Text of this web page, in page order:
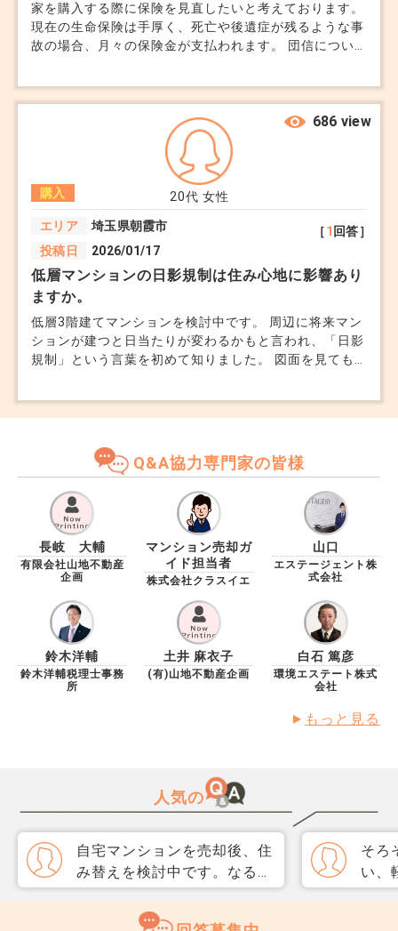
家を購入する際に保険を見直したいと考えております。
現在の生命保険は手厚く、死亡や後遺症が残るような事
故の場合、月々の保険金が支払われます。 団信につい
と思います。 そこで相談なのですが、担当の保険屋さ
んに相談すべきか、住宅ローンを組む際に銀行に相談す
るかどちらがいいでしょうか？
20代 女性
購入
エリア
埼玉県朝霞市
投稿日
2026/01/17
［1 回答］
686 view
低層マンションの日影規制は住み心地に影響あり
ますか。
低層3階建てマンションを検討中です。 周辺に将来マン
ションが建つと日当たりが変わるかもと言われ、「日影
規制」という言葉を初めて知りました。 図面を見ても
うか。
Q&A協力専門家の皆様
長岐 大輔
有限会社山地不動産
企画
マンション売却ガ
イド担当者
株式会社クラスイエ
山口
エステージェント株
式会社
鈴木洋輔
鈴木洋輔税理士事務
所
土井 麻衣子
(有)山地不動産企画
白石 篤彦
環境エステート株式
会社
もっと見る
人気の
自宅マンションを売却後、住
み替えを検討中です。なるべ
く3か月以内に売却をしたい
のですが、一般媒介と専任媒
そろ
い、
取り